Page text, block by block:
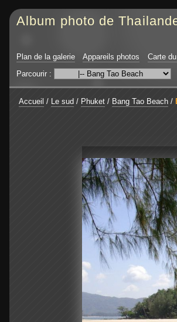
Album photo de
Plan de la galerie Appareils photos
Carte
Parcourir :
Accueil / Le sud / Phuket / Bang Tao Beach /